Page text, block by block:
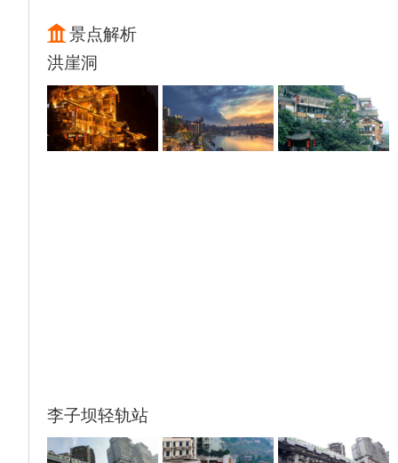
号，以防走失时可以联系。
际船上当天介绍为准，自愿选择，与船上签字
确认。如需发票请自行问船上开据。
都”、“中国神曲之乡”“鬼国京都”，“鬼城走一
走，活过九十九”，位于重庆市下游丰都县的
长江北岸，因有哼哈祠、天子殿、奈河桥、黄
泉路、望乡台、药王殿等多座表现阴曹地府的
建筑和造型而闻名，以丰富的鬼文化蜚声中
外。
景点解析
洪崖洞
李子坝轻轨站